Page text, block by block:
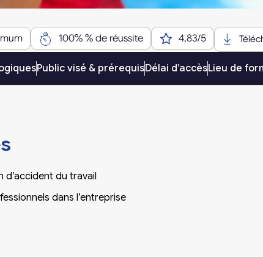
100% % de réussite 4,83/5
Public visé & prérequisDélai d’accèsLieu de
d’accident du travail
dans l’entreprise